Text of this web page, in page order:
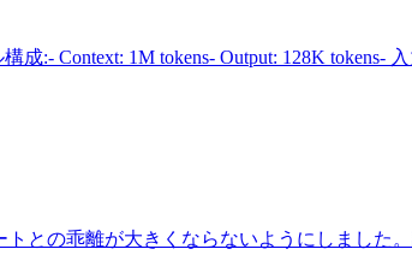
:- Context: 1M tokens- Output: 128K tokens-
の乖離が大きくならないようにしました